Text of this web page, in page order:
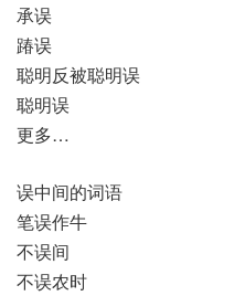
承误
踳误
聪明反被聪明误
聪明误
更多…
误中间的词语
笔误作牛
不误间
不误农时